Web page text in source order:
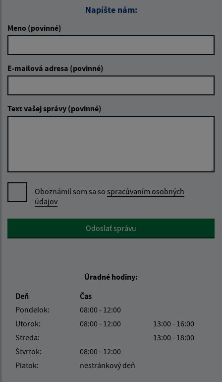
Napíšte nám:
Meno (povinné)
E-mailová adresa (povinné)
Text vašej správy (povinné)
Oboznámil som sa so spracúvaním osobných
údajov
Google reCaptcha ResponseOdoslať správu
Úradné hodiny:
Deň
Čas
Pondelok:
08:00 - 12:00
Utorok:
08:00 - 12:00
13:00 - 16:00
Streda:
13:00 - 18:00
Štvrtok:
08:00 - 12:00
Piatok:
nestránkový deň